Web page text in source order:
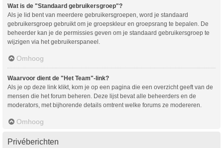
Wat is de "Standaard gebruikersgroep"?
Als je lid bent van meerdere gebruikersgroepen, word je standaard
gebruikersgroep gebruikt om je groepskleur en groepsrang te bepalen. De
beheerder kan je de permissies geven om je standaard gebruikersgroep te
wijzigen via het gebruikerspaneel.
Omhoog
Waarvoor dient de "Het Team"-link?
Als je op deze link klikt, kom je op een pagina die een overzicht geeft van de
mensen die het forum beheren. Deze lijst bevat alle beheerders en de
moderators, met bijhorende details omtrent welke forums ze modereren.
Omhoog
Privéberichten